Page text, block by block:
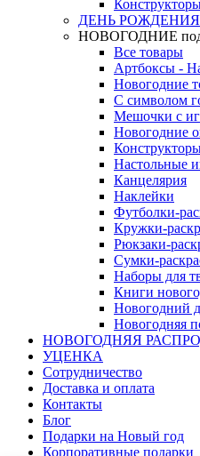
ДЕНЬ РОЖДЕНИЯ
НОВОГОДНИЕ
Все товары
Артбоксы -
Новогодние
С символом
Мешочки с
Новогодние
Настольные
Канцелярия
Наклейки
Футболки-
Кружки-
Рюкзаки-
Сумки-
Наборы для
Книги
Новогодний
Новогодняя
НОВОГОДНЯЯ
УЦЕНКА
Сотрудничество
Доставка и оплата
Контакты
Блог
Подарки на Новый год
Корпоративные подарки